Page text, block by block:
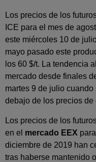
Los precios de los
ICE para el mes de
este miércoles 10 de
mayo pasado este
los 60 $/t. La tendencia
mercado desde finales
martes 9 de julio
debajo de los precios
Los precios de los
en el mercado EEX
diciembre de 2019 han
tras haberse mantenido